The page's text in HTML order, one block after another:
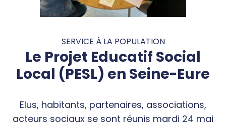
SERVICE À LA POPULATION
Le Projet Educatif Social
Local (PESL) en Seine-Eure
Elus, habitants, partenaires, associations,
acteurs sociaux se sont réunis mardi 24 mai